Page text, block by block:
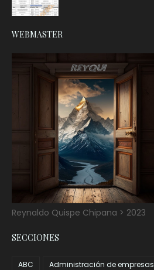
WEBMASTER
Reynaldo Quispe Chipana > 2023
SECCIONES
ABC Administración de empresas